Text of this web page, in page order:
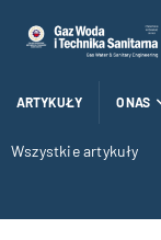
ARTYKUŁY O NAS
Wszystkie artykuły